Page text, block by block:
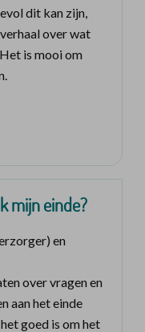
dit kan zijn,
over wat
is mooi om
mijn einde?
en
over vragen en
aan het einde
goed is om het